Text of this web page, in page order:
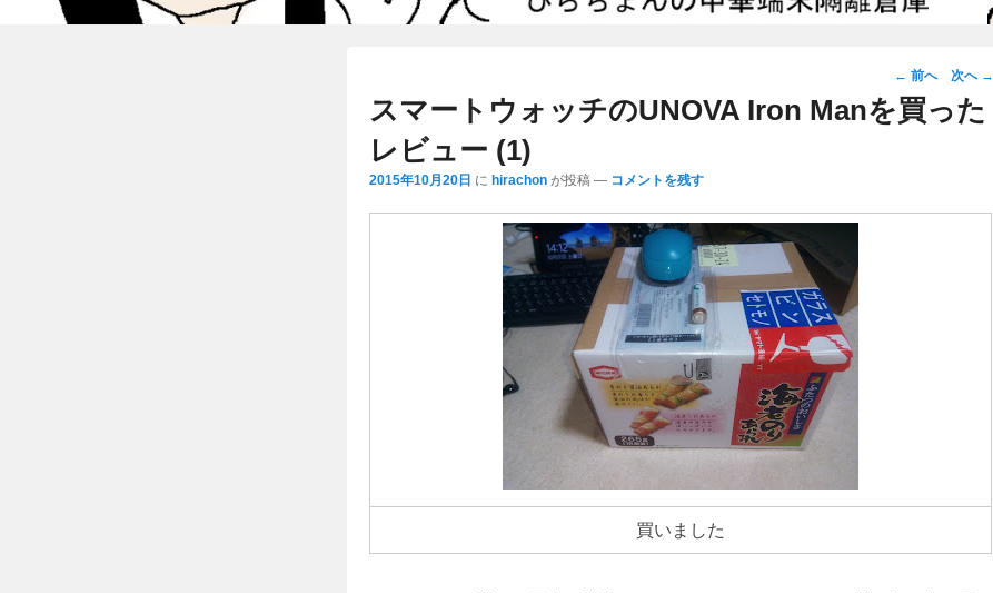
投
稿
ナ
ー
← 前へ 次へ →
スマートウォッチのUNOVA Iron Manを買った
レビュー (1)
2015年10月20日 に hirachon が投稿 — コメントを残す
買いました